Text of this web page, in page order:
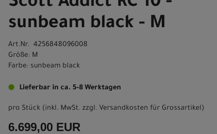
sunbeam black - M
Art.Nr. 4256848096008
Größe: M
Farbe: sunbeam black
Lieferbar in ca. 5-8 Werktagen
pro Stück (inkl. MwSt. zzgl. Versandkosten für Grossartikel)
6.699,00 EUR